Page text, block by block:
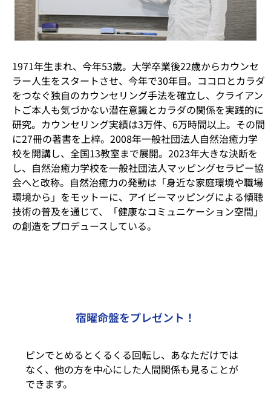
1971年生まれ、今年53歳。大学卒業後22歳からカウンセ
ラー人生をスタートさせ、今年で30年目。ココロとカラダ
をつなぐ独自のカウンセリング手法を確立し、クライアン
トご本人も気づかない潜在意識とカラダの関係を実践的に
研究。カウンセリング実績は3万件、6万時間以上。その間
に27冊の著書を上梓。2008年一般社団法人自然治癒力学
校を開講し、全国13教室まで展開。2023年大きな決断を
し、自然治癒力学校を一般社団法人マッピングセラピー協
会へと改称。自然治癒力の発動は「身近な家庭環境や職場
環境から」をモットーに、アイビーマッピングによる傾聴
技術の普及を通じて、「健康なコミュニケーション空間」
の創造をプロデュースしている。
宿曜命盤をプレゼント！
ピンでとめるとくるくる回転し、あなただけでは
なく、他の方を中心にした人間関係も見ることが
できます。